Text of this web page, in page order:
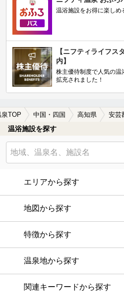
温浴施設をお得に楽しめ
【ニフティライフス
内】
株主優待制度で人気の
拡充されました！
泉TOP 中国・四国 高知県 安芸
温浴施設を探す
エリアから探す
地図から探す
特徴から探す
温泉地から探す
関連キーワードから探す